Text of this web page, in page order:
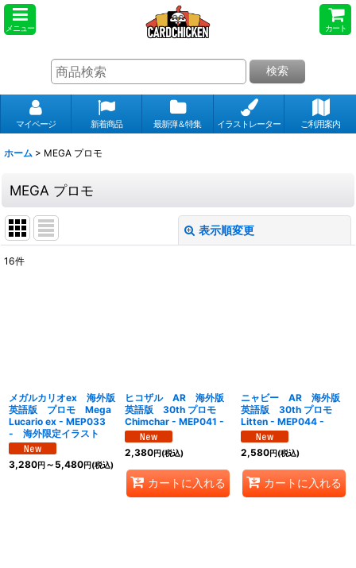
メニュー カート
検索
マイページ 新着商品 最新弾＆特集 イラストレーター ご利用案内
ホーム > MEGA プロモ
MEGA プロモ
表示順変更
16件
メガルカリオex 海外版
英語版 プロモ Mega
Lucario ex - MEP033
- 海外限定イラスト
3,280円～5,480円(税込)
ヒコザル AR 海外版
英語版 30th プロモ
Chimchar - MEP041 -
2,380円(税込)
カートに入れる
ニャビー AR 海外版
英語版 30th プロモ
Litten - MEP044 -
2,580円(税込)
カートに入れる